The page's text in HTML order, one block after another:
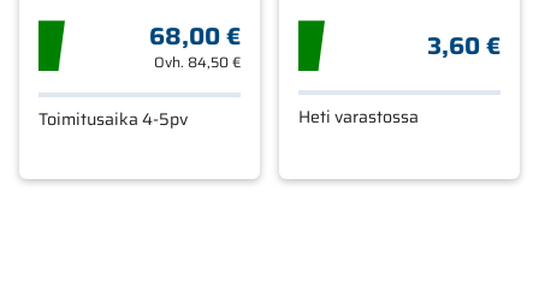
68,00 €
Ovh. 84,50 €
Toimitusaika 4-5pv
3,60 €
Heti varastossa